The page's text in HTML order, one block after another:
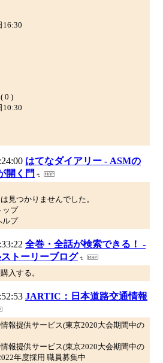
16:30
0 )
10:30
はてなダイアリー - ASMの
開く門
見つかりませんでした。
ップ
ルプ
全巻・全話が検索できる！ -
トーリーブログ
入する。
JARTIC：日本道路交通情報
報提供サービス(東京2020大会期間中の
報提供サービス(東京2020大会期間中の
年度採用 職員募集中